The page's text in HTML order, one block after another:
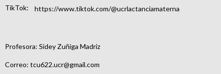
TikTok: https://www.tiktok.com/@ucrlactanciamaterna
Profesora: Sidey Zuñiga Madriz
Correo: tcu622.ucr@gmail.com